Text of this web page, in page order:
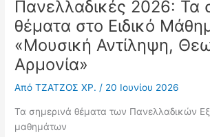
Πανελλαδικές 2026: Τα
θέματα στο Ειδικό
«Μουσική Αντίληψη,
Αρμονία»
ΑπόΤΖΑΤΖΟΣ ΧΡ./ 20 Ιουνίου 2026
Τα σημερινά θέματα των Πανελλαδικών
μαθημάτων